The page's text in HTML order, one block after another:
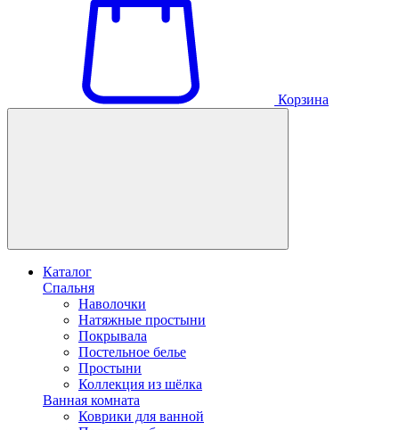
Корзина
Каталог
Спальня
Наволочки
Натяжные простыни
Покрывала
Постельное белье
Простыни
Коллекция из шёлка
Ванная комната
Коврики для ванной